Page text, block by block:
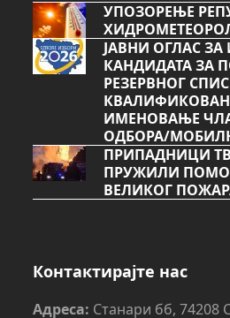
УПОЗОРЕЊЕ
ЈАВНИ ОГЛАС ЗА
КАНДИДАТА ЗА
РЕЗЕРВНОГ
ИМЕНОВАЊЕ
ОДБОРА/
ПРИПАДНИЦИ
ПРУЖИЛИ
ВЕЛИКОГ
Контактирајте нас
Адреса: Станари бб, 74208